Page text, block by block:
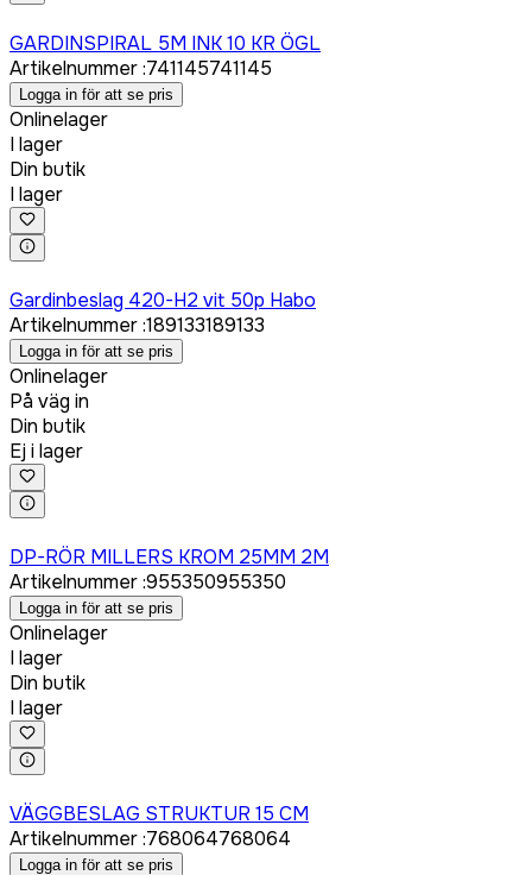
GARDINSPIRAL 5M INK 10 KR ÖGL
Artikelnummer:741145741145
Logga in för att se pris
Onlinelager
I lager
Din butik
I lager
Gardinbeslag 420-H2 vit 50p Habo
Artikelnummer:189133189133
Logga in för att se pris
Onlinelager
På väg in
Din butik
Ej i lager
DP-RÖR MILLERS KROM 25MM 2M
Artikelnummer:955350955350
Logga in för att se pris
Onlinelager
I lager
Din butik
I lager
VÄGGBESLAG STRUKTUR 15 CM
Artikelnummer:768064768064
Logga in för att se pris